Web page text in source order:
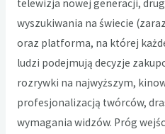
telewizja nowej generacji,
wyszukiwania na świecie
oraz platforma, na której
ludzi podejmują decyzje
rozrywki na najwyższym,
profesjonalizacją twórców,
wymagania widzów. Próg